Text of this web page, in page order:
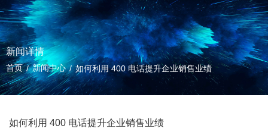
新闻详情
首页/新闻中心 /如何利用 400 电话提升企业销售业绩
如何利用 400 电话提升企业销售业绩